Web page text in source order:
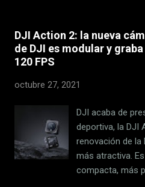
CarLink, pero sí
explicado su
coches
quiere
coche El
una plataforma
entre varios
coches, pero
DJI Action 2: la nueva
de DJI es modular y graba
120 FPS
octubre 27, 2021
DJI acaba de
deportiva, la DJI
renovación de la
más atractiva.
compacta, más